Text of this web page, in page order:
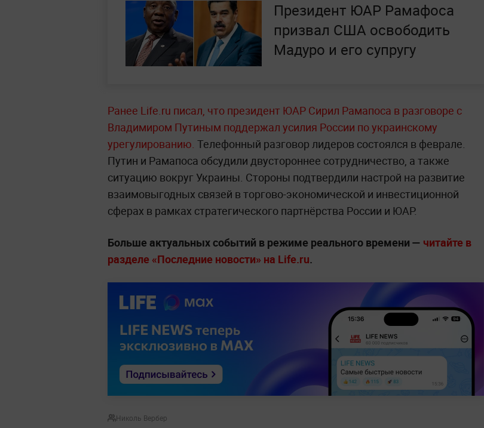
Президент ЮАР Рамафоса
призвал США освободить
Мадуро и его супругу
Ранее Life.ru писал, что президент ЮАР Сирил Рамапоса в разговоре с
Владимиром Путиным поддержал усилия России по украинскому
урегулированию. Телефонный разговор лидеров состоялся в феврале.
Путин и Рамапоса обсудили двустороннее сотрудничество, а также
ситуацию вокруг Украины. Стороны подтвердили настрой на развитие
взаимовыгодных связей в торгово-экономической и инвестиционной
сферах в рамках стратегического партнёрства России и ЮАР.
Больше актуальных событий в режиме реального времени — читайте в
разделе «Последние новости» на Life.ru.
Николь Вербер